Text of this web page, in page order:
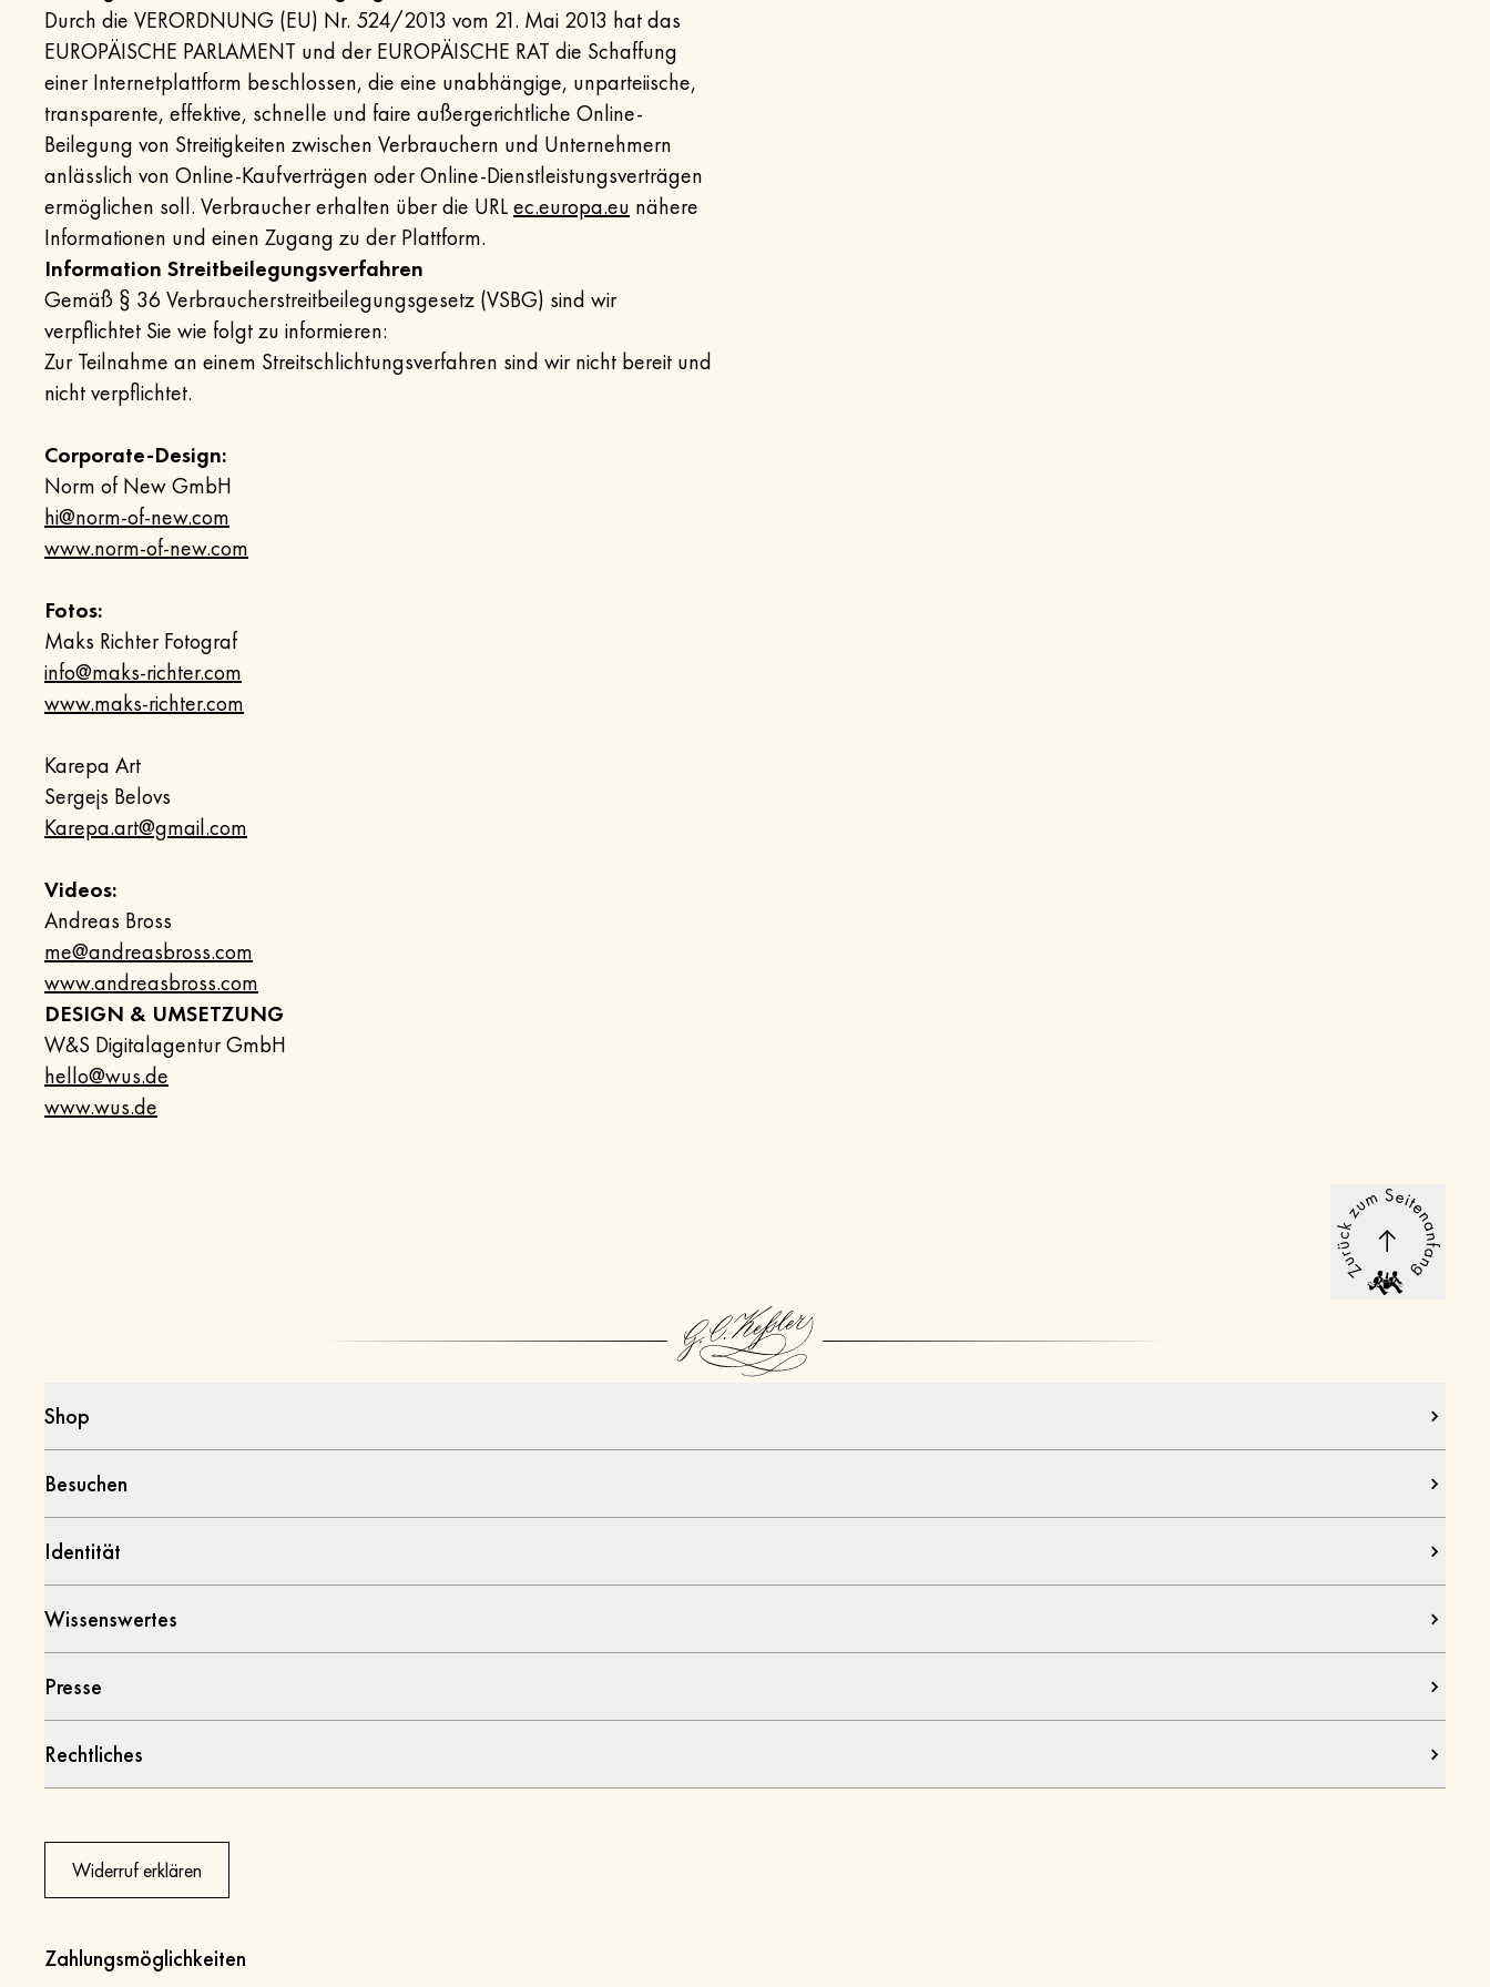
Durch die VERORDNUNG (EU) Nr. 524/2013 vom 21. Mai 2013 hat das
EUROPÄISCHE PARLAMENT und der EUROPÄISCHE RAT die Schaffung
einer Internetplattform beschlossen, die eine unabhängige, unparteiische,
transparente, effektive, schnelle und faire außergerichtliche Online-
Beilegung von Streitigkeiten zwischen Verbrauchern und Unternehmern
anlässlich von Online-Kaufverträgen oder Online-Dienstleistungsverträgen
ermöglichen soll. Verbraucher erhalten über die URLec.europa.eu nähere
Informationen und einen Zugang zu der Plattform.
Information Streitbeilegungsverfahren
Gemäß § 36 Verbraucherstreitbeilegungsgesetz (VSBG) sind wir
verpflichtet Sie wie folgt zu informieren:
Zur Teilnahme an einem Streitschlichtungsverfahren sind wir nicht bereit und
nicht verpflichtet.
Corporate-Design:
Norm of New GmbH
hi@norm-of-new.com
www.norm-of-new.com
Fotos:
Maks Richter Fotograf
info@maks-richter.com
www.maks-richter.com
Karepa Art
Sergejs Belovs
Karepa.art@gmail.com
Videos:
Andreas Bross
me@andreasbross.com
www.andreasbross.com
DESIGN & UMSETZUNG
W&S Digitalagentur GmbH
hello@wus.de
www.wus.de
Shop
Besuchen
Identität
Wissenswertes
Presse
Rechtliches
Widerruf erklären
Zahlungsmöglichkeiten